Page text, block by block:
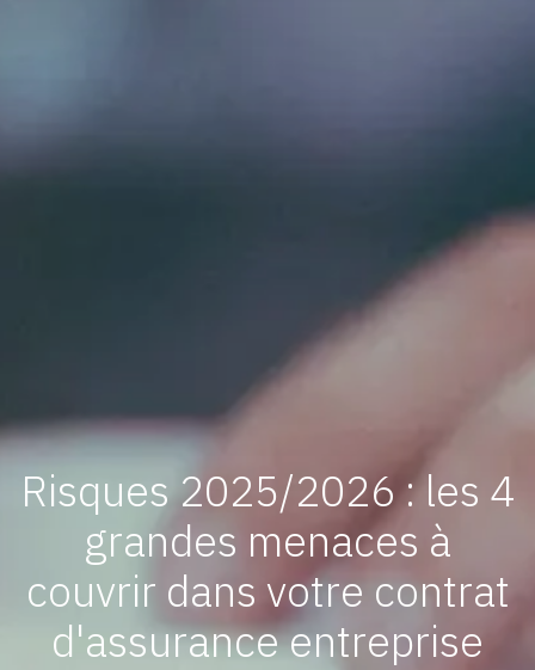
Risques 2025/2026 : les 4
grandes menaces à
couvrir dans votre contrat
d'assurance entreprise